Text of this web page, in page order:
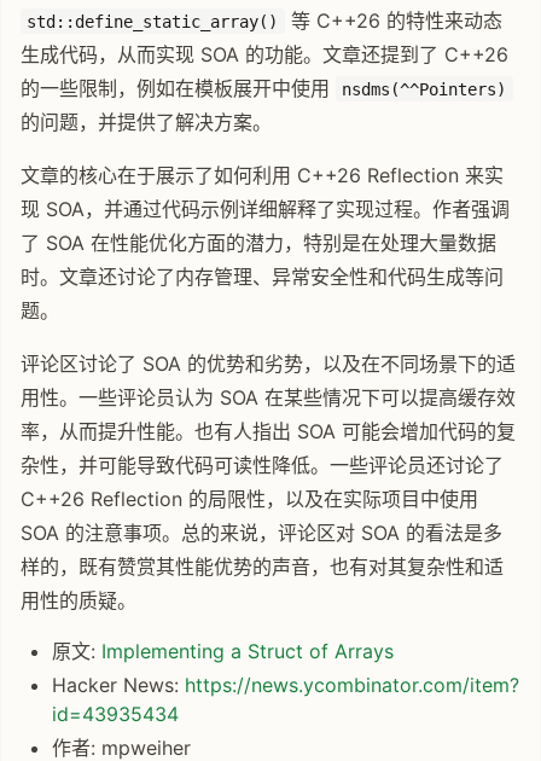
std::define_static_array()
等 C++26 的特性来动态
生成代码，从而实现 SOA 的功能。文章还提到了 C++26
的一些限制，例如在模板展开中使用
nsdms(^^Pointers)
的问题，并提供了解决方案。
文章的核心在于展示了如何利用 C++26 Reflection 来实
现 SOA，并通过代码示例详细解释了实现过程。作者强调
了 SOA 在性能优化方面的潜力，特别是在处理大量数据
时。文章还讨论了内存管理、异常安全性和代码生成等问
题。
评论区讨论了 SOA 的优势和劣势，以及在不同场景下的适
用性。一些评论员认为 SOA 在某些情况下可以提高缓存效
率，从而提升性能。也有人指出 SOA 可能会增加代码的复
杂性，并可能导致代码可读性降低。一些评论员还讨论了
C++26 Reflection 的局限性，以及在实际项目中使用
SOA 的注意事项。总的来说，评论区对 SOA 的看法是多
样的，既有赞赏其性能优势的声音，也有对其复杂性和适
用性的质疑。
原文: Implementing a Struct of Arrays
Hacker News: https://news.ycombinator.com/item?
id=43935434
作者: mpweiher